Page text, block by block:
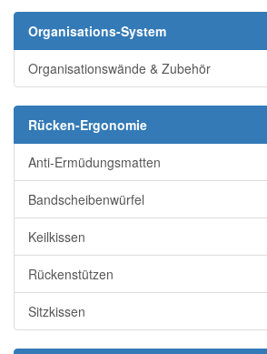
Organisations-System
Organisationswände & Zubehör
Rücken-Ergonomie
Anti-Ermüdungsmatten
Bandscheibenwürfel
Keilkissen
Rückenstützen
Sitzkissen